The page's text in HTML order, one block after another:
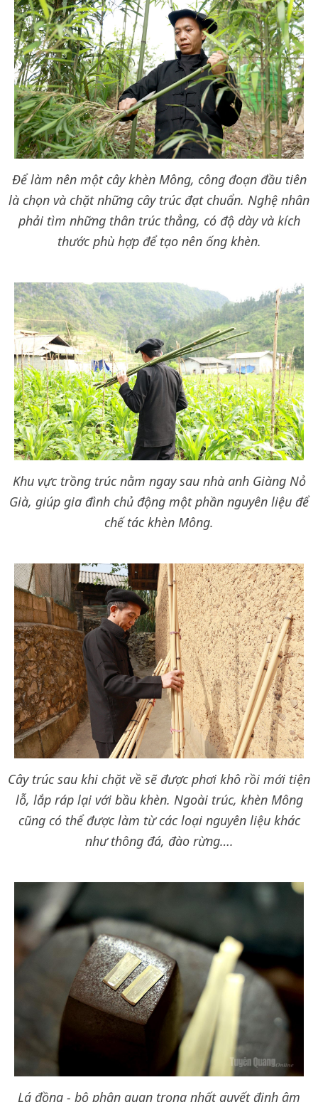
Để làm nên một cây khèn Mông, công đoạn đầu tiên
là chọn và chặt những cây trúc đạt chuẩn. Nghệ nhân
phải tìm những thân trúc thẳng, có độ dày và kích
thước phù hợp để tạo nên ống khèn.
Khu vực trồng trúc nằm ngay sau nhà anh Giàng Nỏ
Già, giúp gia đình chủ động một phần nguyên liệu để
chế tác khèn Mông.
Cây trúc sau khi chặt về sẽ được phơi khô rồi mới tiện
lỗ, lắp ráp lại với bầu khèn. Ngoài trúc, khèn Mông
cũng có thể được làm từ các loại nguyên liệu khác
như thông đá, đào rừng….
Lá đồng - bộ phận quan trọng nhất quyết định âm